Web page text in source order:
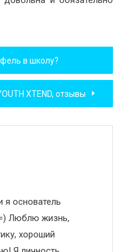
в школу?
XTEND, отзывы
я основатель
Люблю жизнь,
хороший